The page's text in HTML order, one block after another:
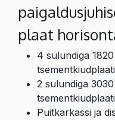
plaat
4 sulundiga
2 sulundiga
Puitkarkassi ja